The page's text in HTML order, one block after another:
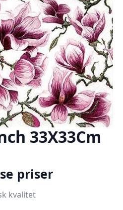
33X33Cm
priser
kvalitet